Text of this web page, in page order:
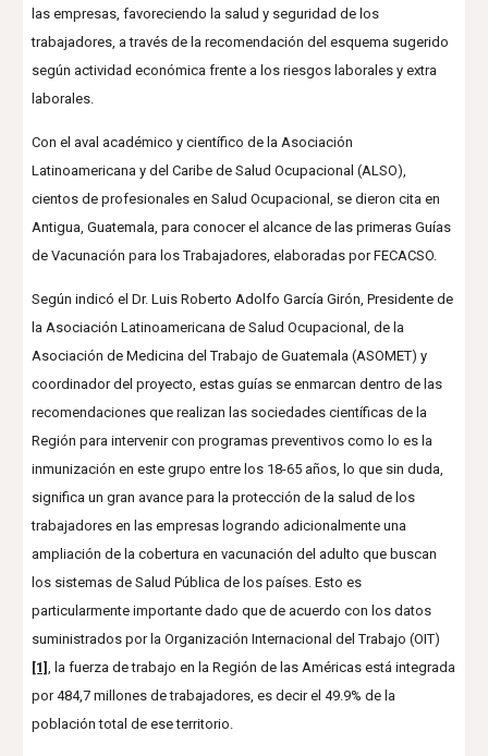
las empresas, favoreciendo la salud y seguridad de los
trabajadores, a través de la recomendación del esquema sugerido
según actividad económica frente a los riesgos laborales y extra
laborales.
Con el aval académico y científico de la Asociación
Latinoamericana y del Caribe de Salud Ocupacional (ALSO),
cientos de profesionales en Salud Ocupacional, se dieron cita en
Antigua, Guatemala, para conocer el alcance de las primeras Guías
de Vacunación para los Trabajadores, elaboradas por FECACSO.
Según indicó el Dr. Luis Roberto Adolfo García Girón, Presidente de
la Asociación Latinoamericana de Salud Ocupacional, de la
Asociación de Medicina del Trabajo de Guatemala (ASOMET) y
coordinador del proyecto, estas guías se enmarcan dentro de las
recomendaciones que realizan las sociedades científicas de la
Región para intervenir con programas preventivos como lo es la
inmunización en este grupo entre los 18-65 años, lo que sin duda,
significa un gran avance para la protección de la salud de los
trabajadores en las empresas logrando adicionalmente una
ampliación de la cobertura en vacunación del adulto que buscan
los sistemas de Salud Pública de los países. Esto es
particularmente importante dado que de acuerdo con los datos
suministrados por la Organización Internacional del Trabajo (OIT)
[1], la fuerza de trabajo en la Región de las Américas está integrada
por 484,7 millones de trabajadores, es decir el 49.9% de la
población total de ese territorio.